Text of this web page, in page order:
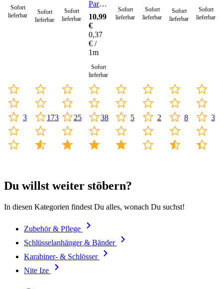
Sofort
lieferbar
3
Sofort
lieferbar
173
Sofort
lieferbar
25
Paracord
Seil 4
mm -
30
Meter
10,99
€
0,37
€ /
1m
Sofort
lieferbar
38
Sofort
lieferbar
5
Sofort
lieferbar
2
Sofort
lieferbar
8
Sofort
lieferbar
3
Du willst weiter stöbern?
In diesen Kategorien findest Du alles, wonach Du suchst!
Zubehör & Pflege
Schlüsselanhänger & Bänder
Karabiner- & Schlösser
Nite Ize